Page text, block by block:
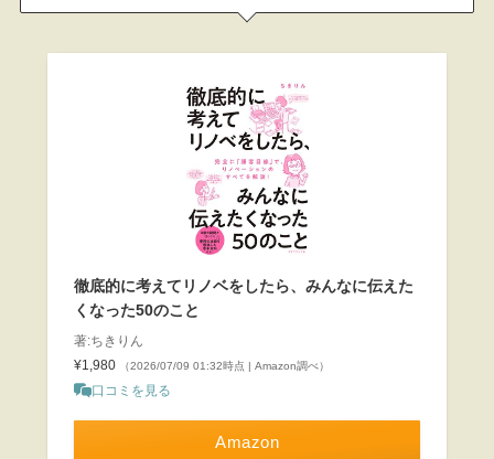
徹底的に考えてリノベをしたら、みんなに伝えた
くなった50のこと
著:ちきりん
¥1,980
（2026/07/09 01:32時点 | Amazon調べ）
口コミを見る
Amazon